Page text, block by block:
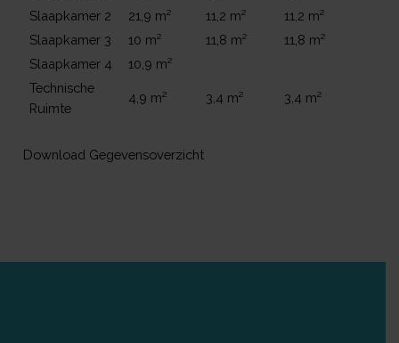
Slaapkamer 2
21,9 m² 11,2 m²
11,2 m²
Slaapkamer 3
10 m² 11,8 m²
11,8 m²
Slaapkamer 4
10,9 m²
Technische
Ruimte
4,9 m² 3,4 m² 3,4 m²
Download Gegevensoverzicht